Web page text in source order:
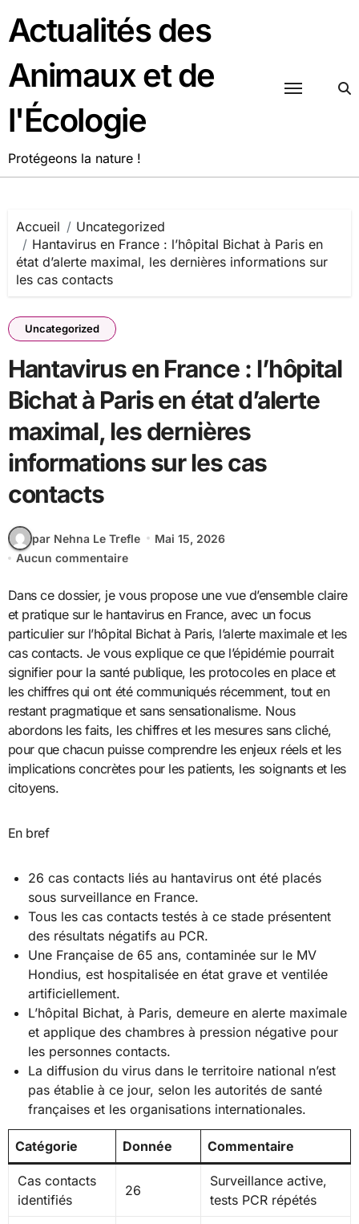
au
contenu
Actualités des
Animaux et de
l'Écologie
Protégeons la nature !
Accueil
Uncategorized
Hantavirus en France : l’hôpital Bichat à Paris en
état d’alerte maximal, les dernières informations sur
les cas contacts
Uncategorized
Hantavirus en France : l’hôpital
Bichat à Paris en état d’alerte
maximal, les dernières
informations sur les cas
contacts
par Nehna Le Trefle
Mai 15, 2026
Aucun commentaire
Dans ce dossier, je vous propose une vue d’ensemble claire
et pratique sur le hantavirus en France, avec un focus
particulier sur l’hôpital Bichat à Paris, l’alerte maximale et les
cas contacts. Je vous explique ce que l’épidémie pourrait
signifier pour la santé publique, les protocoles en place et
les chiffres qui ont été communiqués récemment, tout en
restant pragmatique et sans sensationalisme. Nous
abordons les faits, les chiffres et les mesures sans cliché,
pour que chacun puisse comprendre les enjeux réels et les
implications concrètes pour les patients, les soignants et les
citoyens.
En bref
26 cas contacts liés au hantavirus ont été placés
sous surveillance en France.
Tous les cas contacts testés à ce stade présentent
des résultats négatifs au PCR.
Une Française de 65 ans, contaminée sur le MV
Hondius, est hospitalisée en état grave et ventilée
artificiellement.
L’hôpital Bichat, à Paris, demeure en alerte maximale
et applique des chambres à pression négative pour
les personnes contacts.
La diffusion du virus dans le territoire national n’est
pas établie à ce jour, selon les autorités de santé
françaises et les organisations internationales.
Catégorie Donnée Commentaire
Cas contacts
identifiés
26
Surveillance active,
tests PCR répétés